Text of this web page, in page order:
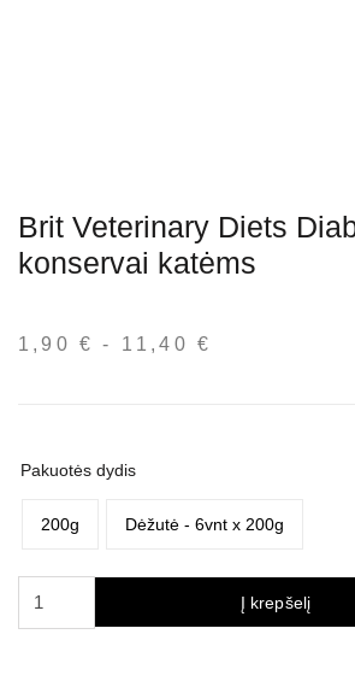
Brit Veterinary Diets
konservai katėms
1,90 € - 11,40€
Pakuotės dydis
200g Dėžutė - 6vnt x 200g
Į krepšelį